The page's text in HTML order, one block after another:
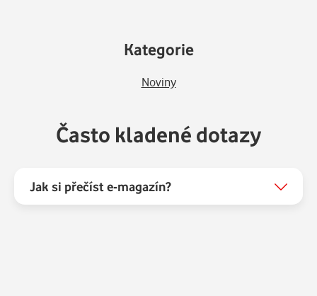
Kategorie
Noviny
Často kladené dotazy
Jak si přečíst e-magazín?